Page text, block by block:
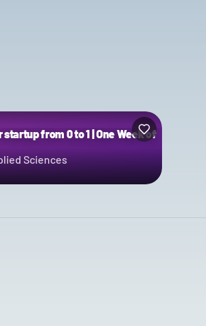
from 0 to 1 | One Week of
Sciences